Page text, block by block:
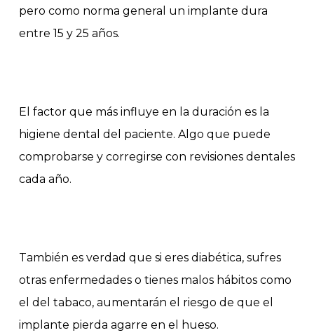
pero como norma general un implante dura
entre 15 y 25 años.
El factor que más influye en la duración es la
higiene dental del paciente. Algo que puede
comprobarse y corregirse con revisiones dentales
cada año.
También es verdad que si eres diabética, sufres
otras enfermedades o tienes malos hábitos como
el del tabaco, aumentarán el riesgo de que el
implante pierda agarre en el hueso.